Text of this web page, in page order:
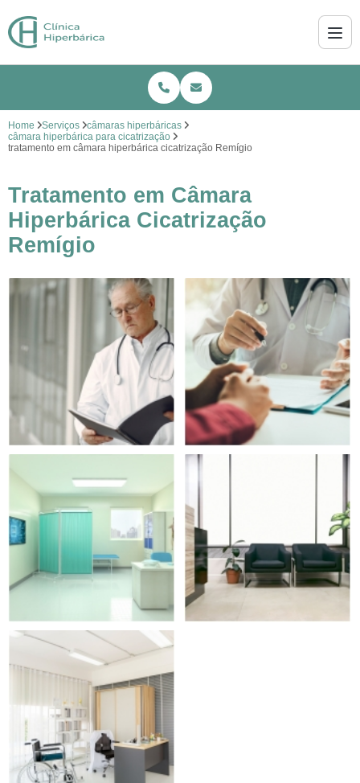
Home Serviços
câmaras hiperbáricas
câmara hiperbárica para cicatrização
tratamento em câmara hiperbárica cicatrização Remígio
Tratamento em Câmara
Hiperbárica Cicatrização
Remígio